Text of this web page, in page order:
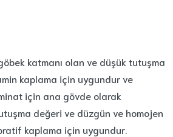
göbek katmanı olan ve düşük tutuşma
kaplama için uygundur ve
için ana gövde olarak
değeri ve düzgün ve homojen
kaplama için uygundur.